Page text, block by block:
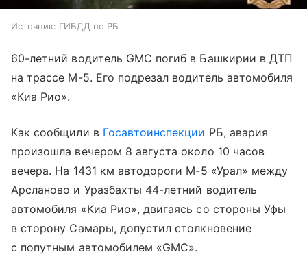
Источник: ГИБДД по РБ
60-летний водитель GMC погиб в Башкирии в ДТП
на трассе М-5. Его подрезал водитель автомобиля
«Киа Рио».
Как сообщили в Госавтоинспекции РБ, авария
произошла вечером 8 августа около 10 часов
вечера. На 1431 км автодороги М-5 «Урал» между
Арсланово и Уразбахты 44-летний водитель
автомобиля «Киа Рио», двигаясь со стороны Уфы
в сторону Самары, допустил столкновение
с попутным автомобилем «GMC».